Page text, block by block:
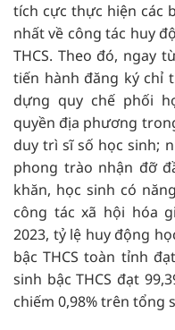
tích cực thực hiện các
nhất về công tác huy
THCS. Theo đó, ngay
tiến hành đăng ký chỉ
dựng quy chế phối
quyền địa phương
duy trì sĩ số học sinh;
phong trào nhận đỡ
khăn, học sinh có
công tác xã hội hóa
2023, tỷ lệ huy động
bậc THCS toàn tỉnh
sinh bậc THCS đạt
chiếm 0,98% trên tổng